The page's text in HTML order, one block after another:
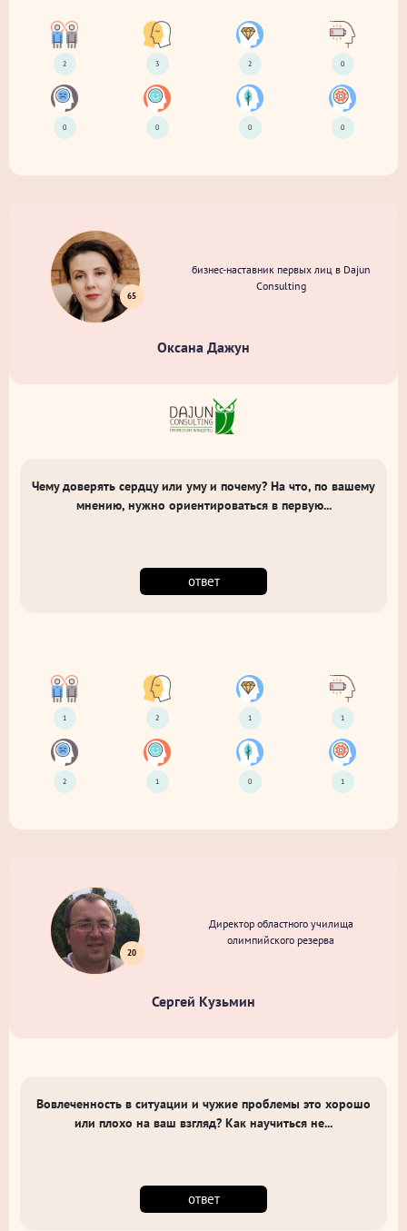
2 3 2 0
0 0 0 0
65
бизнес-наставник первых лиц в Dajun
Consulting
Оксана Дажун
Чему доверять сердцу или уму и почему? На что, по вашему
мнению, нужно ориентироваться в первую...
ответ
1 2 1 1
2 1 0 1
20
Директор областного училища
олимпийского резерва
Сергей Кузьмин
Вовлеченность в ситуации и чужие проблемы это хорошо
или плохо на ваш взгляд? Как научиться не...
ответ